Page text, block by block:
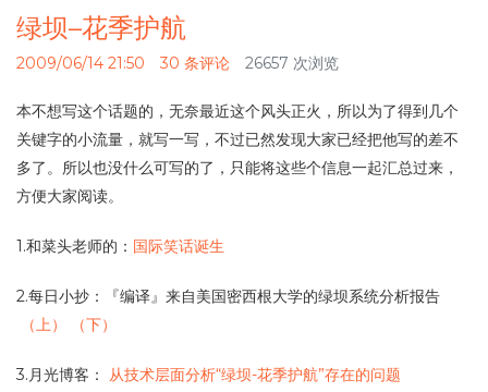
绿坝–花季护航
2009/06/14 21:50 30 条评论 26657 次浏览
本不想写这个话题的，无奈最近这个风头正火，所以为了得到几个
关键字的小流量，就写一写，不过已然发现大家已经把他写的差不
多了。所以也没什么可写的了，只能将这些个信息一起汇总过来，
方便大家阅读。
1.和菜头老师的： 国际笑话诞生
2.每日小抄：『编译』来自美国密西根大学的绿坝系统分析报告
（上）
（下）
3.月光博客： 从技术层面分析“绿坝-花季护航”存在的问题